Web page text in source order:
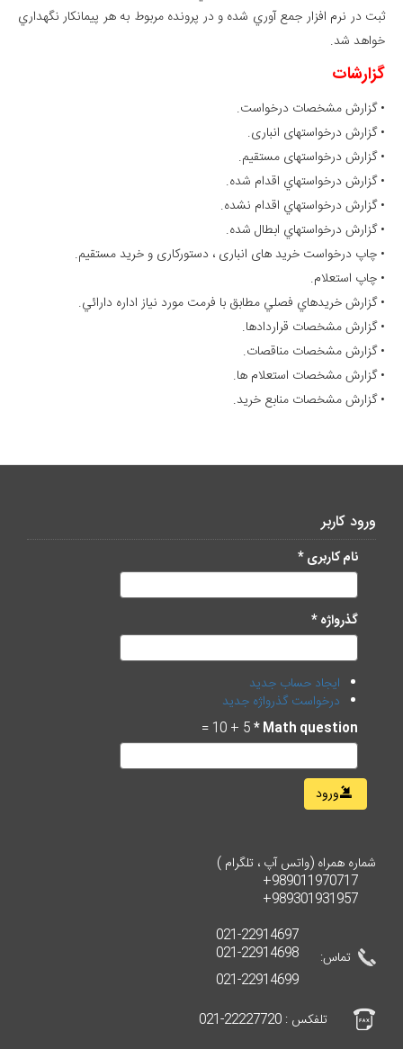
ثبت در نرم افزار جمع آوري شده و در پرونده مربوط به هر پيمانكار نگهداري
خواهد شد.
گزارشات
• گزارش مشخصات درخواست.
• گزارش درخواستهای انباری.
• گزارش درخواستهای مستقیم.
• گزارش درخواستهاي اقدام شده.
• گزارش درخواستهاي اقدام نشده.
• گزارش درخواستهاي ابطال شده.
• چاپ درخواست خرید های انباری ، دستورکاری و خرید مستقیم.
• چاپ استعلام.
• گزارش خريدهاي فصلي مطابق با فرمت مورد نياز اداره دارائي.
• گزارش مشخصات قراردادها.
• گزارش مشخصات مناقصات.
• گزارش مشخصات استعلام ها.
• گزارش مشخصات منابع خريد.
ورود کاربر
نام کاربری*
گذرواژه*
ایجاد حساب جدید
درخواست گذرواژه جدید
Math question
*
ورود
شماره همراه (واتس آپ ، تلگرام )
تماس:
021-22914697
021-22914698
021-22914699
تلفکس : 22227720-021